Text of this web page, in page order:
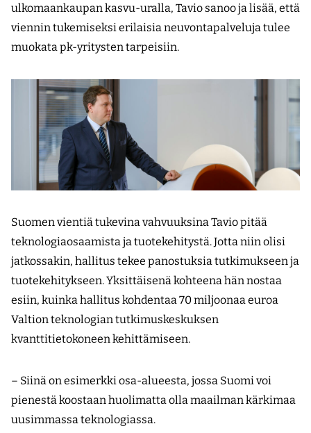
ulkomaankaupan kasvu-uralla, Tavio sanoo ja lisää, että
viennin tukemiseksi erilaisia neuvontapalveluja tulee
muokata pk-yritysten tarpeisiin.
Suomen vientiä tukevina vahvuuksina Tavio pitää
teknologiaosaamista ja tuotekehitystä. Jotta niin olisi
jatkossakin, hallitus tekee panostuksia tutkimukseen ja
tuotekehitykseen. Yksittäisenä kohteena hän nostaa
esiin, kuinka hallitus kohdentaa 70 miljoonaa euroa
Valtion teknologian tutkimuskeskuksen
kvanttitietokoneen kehittämiseen.
– Siinä on esimerkki osa-alueesta, jossa Suomi voi
pienestä koostaan huolimatta olla maailman kärkimaa
uusimmassa teknologiassa.